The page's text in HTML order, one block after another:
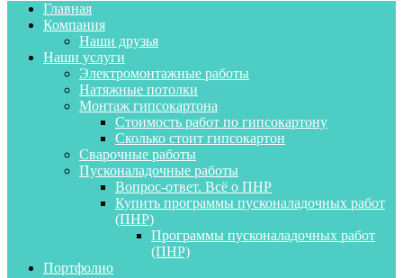
Главная
Компания
Наши друзья
Наши услуги
Электромонтажные работы
Натяжные потолки
Монтаж гипсокартона
Стоимость работ по гипсокартону
Сколько стоит гипсокартон
Сварочные работы
Пусконаладочные работы
Вопрос-ответ. Всё о ПНР
Купить программы пусконаладочных работ
(ПНР)
Программы пусконаладочных работ
(ПНР)
Портфолио